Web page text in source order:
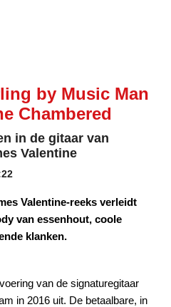
by Music Man
Chambered
in de gitaar van
Valentine
Valentine-reeks verleidt
van essenhout, coole
klanken.
van de signaturegitaar
in 2016 uit. De betaalbare, in